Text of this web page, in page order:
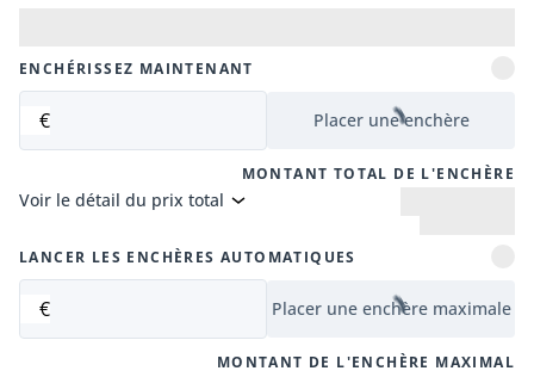
ENCHÉRISSEZ MAINTENANT
€ Placer une enchère
MONTANT TOTAL DE L'ENCHÈRE
Voir le détail du prix total
LANCER LES ENCHÈRES AUTOMATIQUES
€ Placer une enchère maximale
MONTANT DE L'ENCHÈRE MAXIMAL